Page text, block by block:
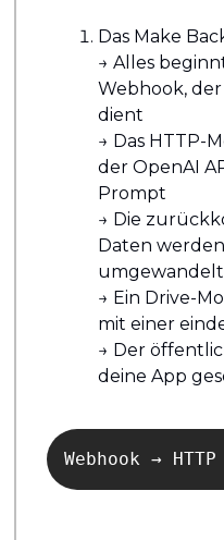
Das Make
→ Alles
Webhook,
dient
→ Das HTTP-
der OpenAI
Prompt
→ Die
Daten
umgewandelt
→ Ein Drive-
mit einer
→ Der
deine App
Webhook →